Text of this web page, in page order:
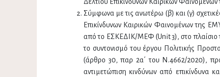
Σύμφωνα με τις ανωτέρω (β) και (γ)
Επικίνδυνων Καιρικών Φαινομένων της
από το ΕΣΚΕΔΙΚ/ΜΕΦ (Unit 3), στο πλαίσιο
το συντονισμό του έργου Πολιτικής
(άρθρο 30, παρ 2α΄ του Ν.4662/2020),
αντιμετώπιση κινδύνων από επικίνδυνα